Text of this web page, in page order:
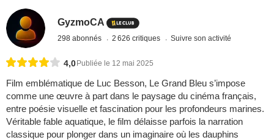
GyzmoCA
298 abonnés 2 626 critiques Suivre son activité
4,0Publiée le 12 mai 2025
Film emblématique de Luc Besson, Le Grand Bleu s’impose
comme une œuvre à part dans le paysage du cinéma français,
entre poésie visuelle et fascination pour les profondeurs marines.
Véritable fable aquatique, le film délaisse parfois la narration
classique pour plonger dans un imaginaire où les dauphins